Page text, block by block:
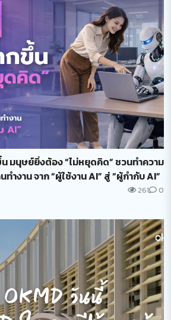
มนุษย์ยิ่งต้อง “ไม่หยุดคิด” ชวนทำความ
ทำงาน จาก “ผู้ใช้งาน AI” สู่ “ผู้กำกับ AI”
261 0